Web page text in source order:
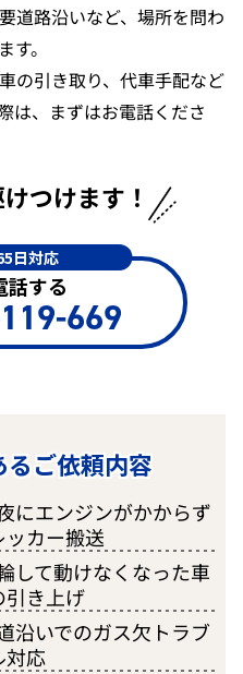
道路沿いなど、場所を問わ
。
の引き取り、代車手配など
は、まずはお電話くださ
つけます！
日対応
話する
669
ご依頼内容
にエンジンがかからず
ッカー搬送
して動けなくなった車
引き上げ
沿いでのガス欠トラブ
対応